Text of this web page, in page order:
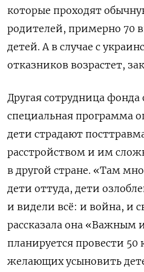
которые проходят
родителей, примерно 70
детей. А в случае с
отказников возрастет,
Другая сотрудница
специальная программа
дети страдают
расстройством и им
в другой стране. «Там
дети оттуда, дети
и видели всё: и война, и
рассказала она «Важным
планируется провести 50
желающих усыновить